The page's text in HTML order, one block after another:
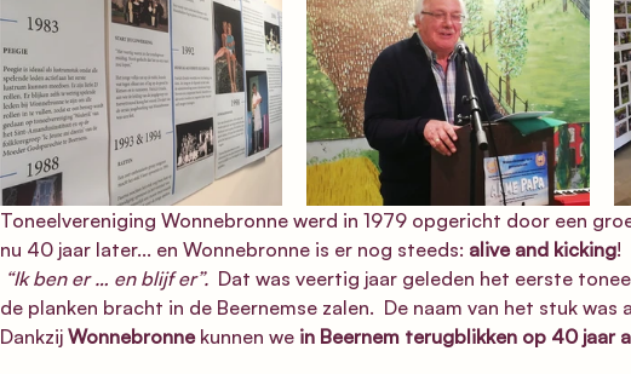
Toneelvereniging Wonnebronne werd in 1979 opgericht door een
nu 40 jaar later... en Wonnebronne is er nog steeds: alive and kicking!
“Ik ben er … en blijf er”.
Dat was veertig jaar geleden het eerste
de planken bracht in de Beernemse zalen.  De naam van het stuk was
Dankzij Wonnebronne kunnen we in Beernem terugblikken op 40 jaar